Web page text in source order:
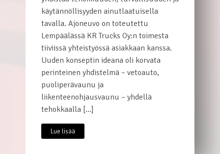
käytännöllisyyden ainutlaatuisella
tavalla. Ajoneuvo on toteutettu
Lempäälässä KR Trucks Oy:n toimesta
tiiviissä yhteistyössä asiakkaan kanssa.
Uuden konseptin ideana oli korvata
perinteinen yhdistelmä – vetoauto,
puoliperävaunu ja
liikenteenohjausvaunu – yhdellä
tehokkaalla […]
Lue lisää